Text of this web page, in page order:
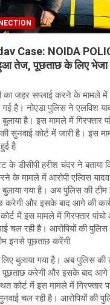
Case: NOIDA
तेज, पूछताछ के लिए
का जहर सप्लाई करने के मामले में
है। नोएडा पुलिस ने एलविश
है। इस मामले में गिरफ्तार
सुनवाई कोर्ट में जारी है। इस
है
के डीसीपी हरीश चंदर ने बताया
के मामले में आरोपी एल्विस
गया है। अब पुलिस की
करेगी और इसके बाद आगे की
में इस मामले में गिरफ्तार पांचो
चल रही है। आरोपियों की पुलिस
इनसे पूछताछ करेंगी
बुलाया गया है। अब पुलिस
पूछताछ करेगी और इसके बाद आगे
कोर्ट में इस मामले में गिरफ्तार
चल रही है। आरोपियों की